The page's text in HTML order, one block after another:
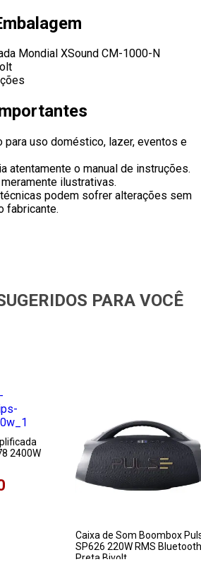
Mondial XSound CM-1000-N
para uso doméstico, lazer, eventos e
atentamente o manual de instruções.
ilustrativas.
podem sofrer alterações sem
fabricante.
PARA VOCÊ
2400W
Caixa de Som Boombox
SP626 220W RMS Bluetooth
Preta Bivolt